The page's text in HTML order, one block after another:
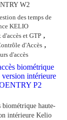
W2
des temps de
KELIO
et GTP,
d'Accès ,
d'accès
biométrique haute-
intérieure Kelio